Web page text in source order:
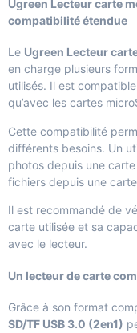
Ugreen Lecteur carte
compatibilité étendue
Le Ugreen Lecteur
en charge plusieurs
utilisés. Il est
qu’avec les cartes
Cette compatibilité
différents besoins. Un
photos depuis une
fichiers depuis une
Il est recommandé de
carte utilisée et sa
avec le lecteur.
Un lecteur de carte
Grâce à son format
SD/TF USB 3.0 (2en1)